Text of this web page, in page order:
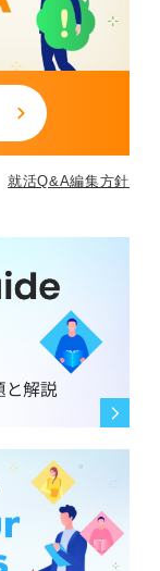
就活Q&A編集方針